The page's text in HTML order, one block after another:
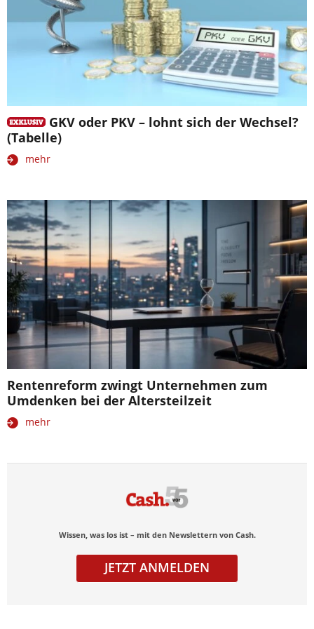
GKV oder PKV – lohnt sich der Wechsel?
(Tabelle)
mehr
Rentenreform zwingt Unternehmen zum
Umdenken bei der Altersteilzeit
mehr
Wissen, was los ist – mit den Newslettern von Cash.
JETZT ANMELDEN